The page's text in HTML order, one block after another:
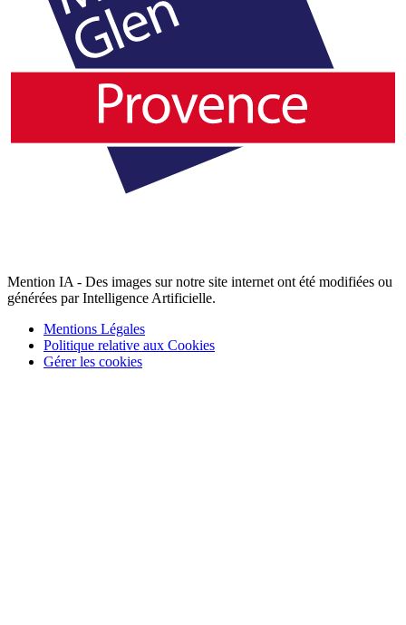
Mention IA - Des images sur notre site internet ont été modifiées ou
générées par Intelligence Artificielle.
Mentions Légales
Politique relative aux Cookies
Gérer les cookies